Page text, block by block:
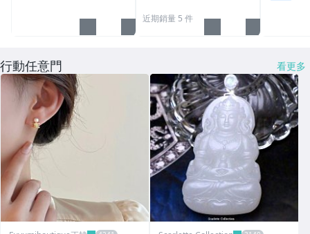
近期銷量 5 件
行動任意門 看更多